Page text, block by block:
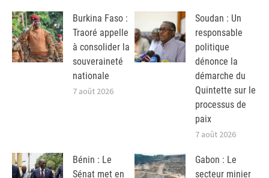
Burkina Faso :
Traoré appelle
à consolider la
souveraineté
nationale
7 août 2026
Soudan : Un
responsable
politique
dénonce la
démarche du
Quintette sur le
processus de
paix
7 août 2026
Bénin : Le
Sénat met en
Gabon : Le
secteur minier